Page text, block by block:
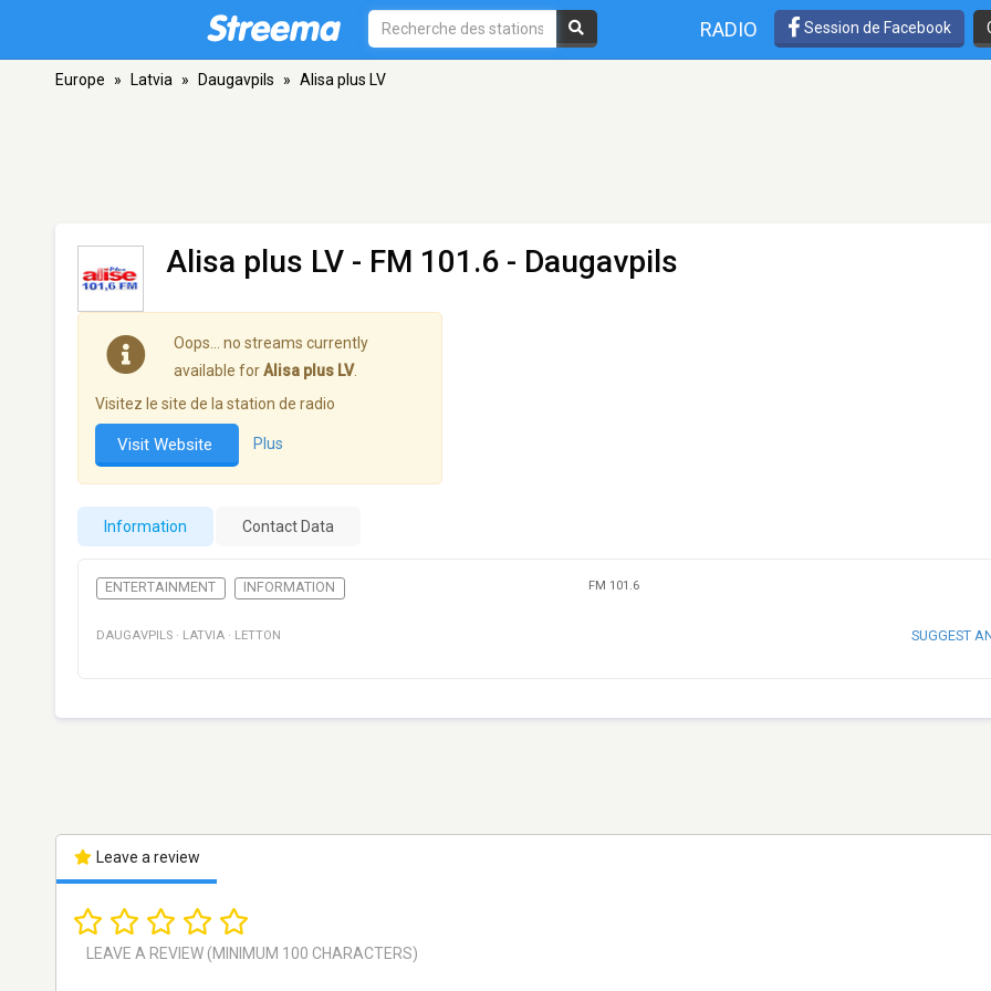
RADIO Session de Facebook
Europe » Latvia » Daugavpils » Alisa plus LV
Alisa plus LV - FM 101.6 - Daugavpils
Oops… no streams currently
available forAlisa plus LV.
Visitez le site de la station de radio
Visit Website Plus
Information Contact Data
ENTERTAINMENT INFORMATION FM 101.6
DAUGAVPILS · LATVIA · LETTON SUGGEST
Leave a review